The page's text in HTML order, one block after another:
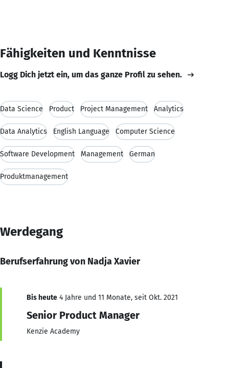
Fähigkeiten und Kenntnisse
Logg Dich jetzt ein, um das ganze Profil zu sehen.
Data Science Product Project Management Analytics
Data Analytics English Language Computer Science
Software Development Management German
Produktmanagement
Werdegang
Berufserfahrung von Nadja Xavier
Bis heute 4 Jahre und 11 Monate, seit Okt. 2021
Senior Product Manager
Kenzie Academy